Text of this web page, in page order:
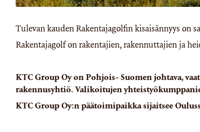
Tulevan kauden Rakentajagolfin kisaisännyys on
Rakentajagolf on rakentajien, rakennuttajien ja
KTC Group Oy on Pohjois- Suomen johtava,
rakennusyhtiö. Valikoitujen
KTC Group Oy:n päätoimipaikka sijaitsee